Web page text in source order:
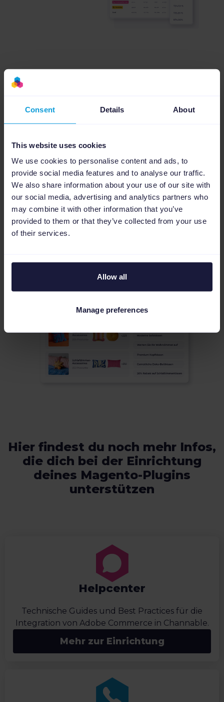
Consent Details About
This website uses cookies
We use cookies to personalise content and ads, to
provide social media features and to analyse our traffic.
We also share information about your use of our site with
our social media, advertising and analytics partners who
may combine it with other information that you’ve
provided to them or that they’ve collected from your use
of their services.
Allow all
Manage preferences
Erstelle wirkungsvolle SEA-
Kanäle
deinen über das Magento-Plugin importierten
Produktdaten direkt Tausende von
performancebasierten SEA-Kampagnen in
verschiedenen Anzeigenformaten und für
verschiedene Plattformen wie Google und
Amazon Ads erstellst.
Mehr über SEA-Optimierung
Hier findest du noch mehr Infos,
die dich bei der Einrichtung
deines Magento-Plugins
unterstützen
Helpcenter
Technische Guides und Best Practices für die
Integration von Adobe Commerce in Channable.
Mehr zur Einrichtung